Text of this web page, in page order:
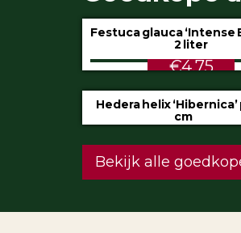
Festuca glauca ‘Intense
2 liter
€4.75
Hedera helix
cm
Bekijk alle